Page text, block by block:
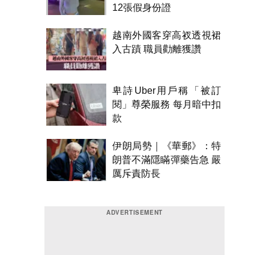
12張假身份證
越南外國客穿高衩透視裙
入古蹟 職員勸離獲讚
卑詩Uber用戶稱「被訂
閱」尊榮服務 每月暗中扣
款
伊朗局勢｜《華郵》：特
朗普不滿隱瞞彈藥告急 嚴
厲斥責防長